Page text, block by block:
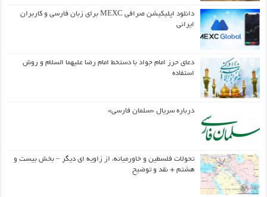
دانلود اپلیکیشن صرافی MEXC برای زبان فارسی و کاربران
ایرانی
دعای حرز امام جواد با دستخط امام رضا علیهما السلام و روش
استفاده
درباره سریال «سلمان فارسی»
تحولات فلسطین و خاورمیانه، از زاویه ای دیگر – بخش بیست و
هشتم + نقد و توضیح